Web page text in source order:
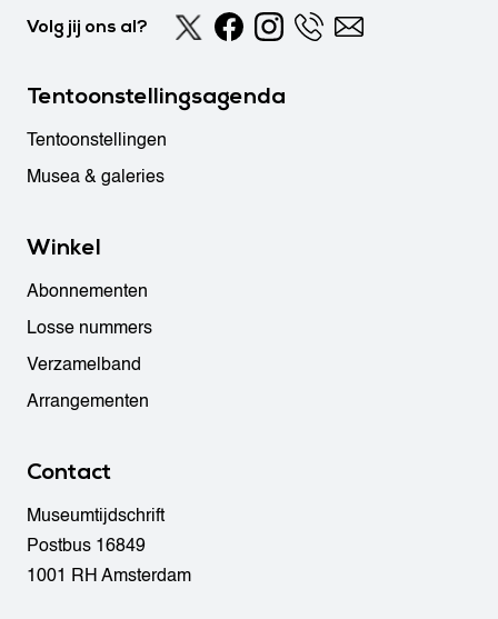
Volg jij ons al?
Tentoonstellingsagenda
Tentoonstellingen
Musea & galeries
Winkel
Abonnementen
Losse nummers
Verzamelband
Arrangementen
Contact
Museumtijdschrift
Postbus 16849
1001 RH Amsterdam